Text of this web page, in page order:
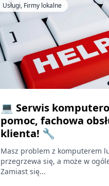
Usługi, Firmy lokalne
💻 Serwis
pomoc, fachowa
klienta! 🔧
Masz problem z komputerem
przegrzewa się, a może w
Zamiast się...